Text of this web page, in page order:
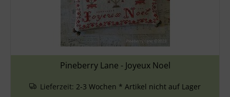
Pineberry Lane - Joyeux Noel
Lieferzeit: 2-3 Wochen * Artikel nicht auf Lager